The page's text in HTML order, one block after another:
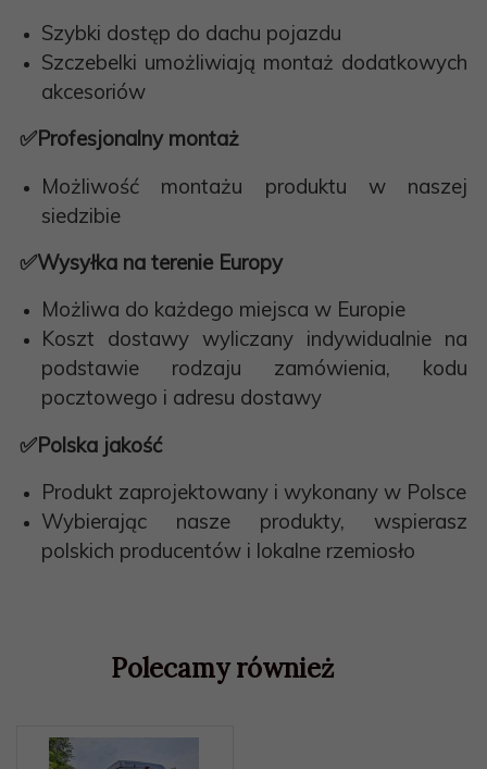
Szybki dostęp do dachu pojazdu
Szczebelki umożliwiają montaż dodatkowych
akcesoriów
✅Profesjonalny montaż
Możliwość montażu produktu w naszej
siedzibie
✅Wysyłka na terenie Europy
Możliwa do każdego miejsca w Europie
Koszt dostawy wyliczany indywidualnie na
podstawie rodzaju zamówienia, kodu
pocztowego i adresu dostawy
✅Polska jakość
Produkt zaprojektowany i wykonany w Polsce
Wybierając nasze produkty, wspierasz
polskich producentów i lokalne rzemiosło
Polecamy również